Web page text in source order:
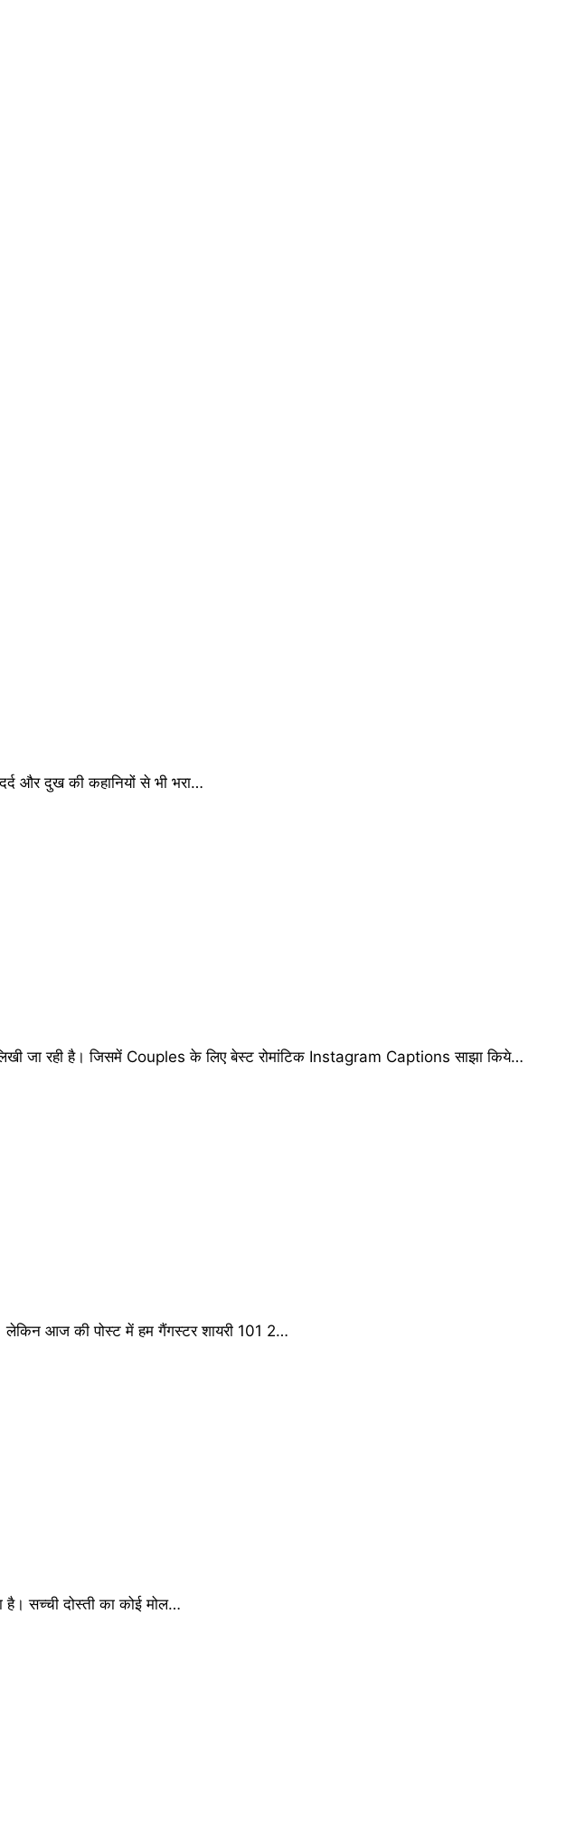
और दुख की कहानियों से भी भरा…
रही है। जिसमें Couples के लिए बेस्ट रोमांटिक Instagram Captions साझा किये…
लेकिन आज की पोस्ट में हम गैंगस्टर शायरी 101 2…
है। सच्ची दोस्ती का कोई मोल…